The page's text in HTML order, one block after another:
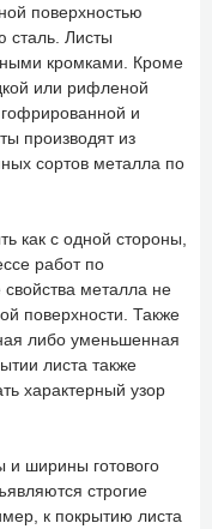
поверхностью
сталь. Листы
кромками. Кроме
или рифленой
и
производят из
сортов металла по
как с одной стороны,
работ по
свойства металла не
поверхности. Также
либо уменьшенная
листа также
характерный узор
ширины готового
строгие
к покрытию листа